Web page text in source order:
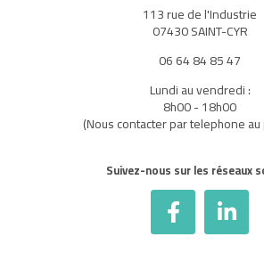
113 rue de l'Industrie
07430 SAINT-CYR
06 64 84 85 47
Lundi au vendredi :
8h00 - 18h00
(Nous contacter par telephone
Suivez-nous sur les réseaux